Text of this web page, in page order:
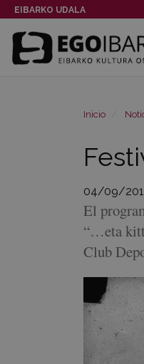
EIBARKO UDALA
Inicio
04/09/
El
“…eta
Club